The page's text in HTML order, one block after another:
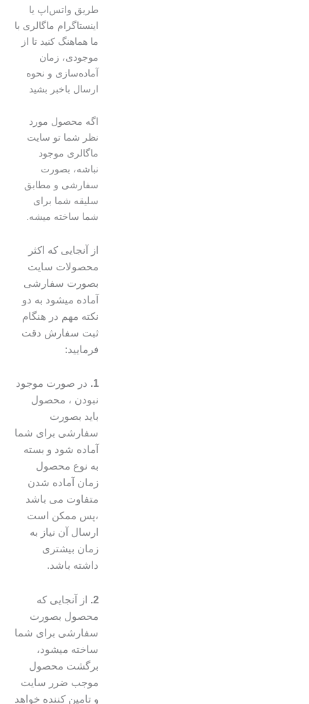
طریق واتس‌اپ یا
اینستاگرام ماگالری با
ما هماهنگ کنید تا از
موجودی، زمان
آماده‌سازی و نحوه
ارسال باخبر بشید
اگه محصول مورد
نظر شما تو سایت
ماگالری موجود
نباشه، بصورت
سفارشی و مطابق
سلیقه شما برای
شما ساخته میشه.
از آنجایی که اکثر
محصولات سایت
بصورت سفارشی
آماده میشود به دو
نکته مهم در هنگام
ثبت سفارش دقت
فرمایید:
در صورت موجود
نبودن ، محصول
باید بصورت
سفارشی برای شما
آماده شود و بسته
به نوع محصول
زمان آماده شدن
متفاوت می باشد
،پس ممکن است
ارسال آن نیاز به
زمان بیشتری
داشته باشد.
از آنجایی که
محصول بصورت
سفارشی برای شما
ساخته میشود،
برگشت محصول
موجب ضرر سایت
و تامین کننده خواهد